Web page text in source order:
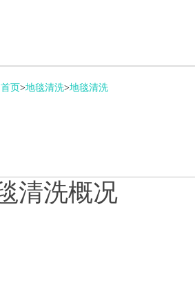
首页>地毯清洗>地毯清洗